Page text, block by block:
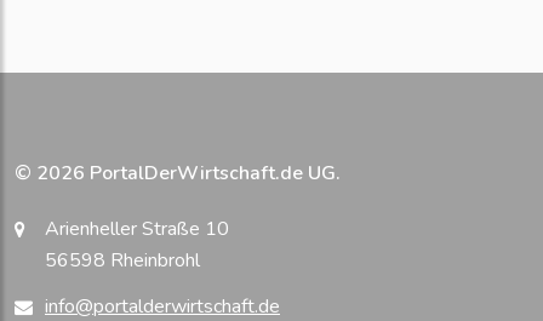
© 2026 PortalDerWirtschaft.de UG.
Arienheller Straße 10
56598 Rheinbrohl
info@portalderwirtschaft.de